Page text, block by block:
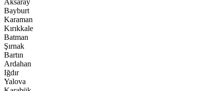
Aksaray
Bayburt
Karaman
Kırıkkale
Batman
Şırnak
Bartın
Ardahan
Iğdır
Yalova